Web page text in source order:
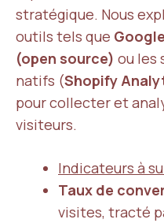
stratégique. Nous
outils tels que
(open source) ou les
natifs (Shopify
pour collecter et
visiteurs.
Indicateurs à
Taux de
visites, tracté